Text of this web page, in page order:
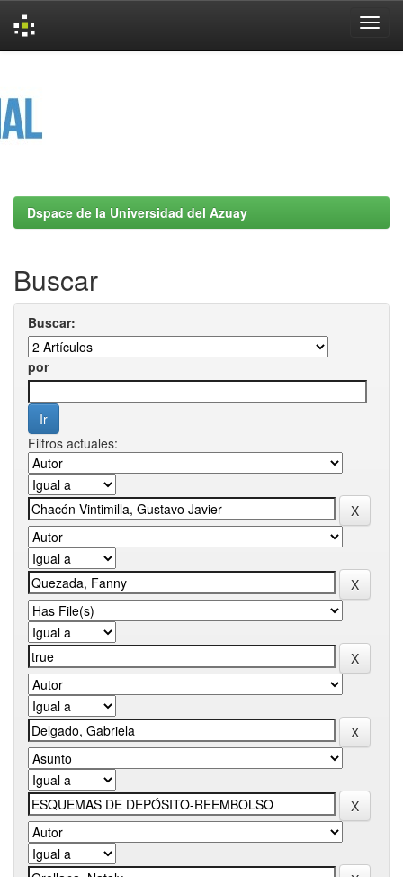
Dspace de la Universidad del Azuay
Buscar
Buscar:
por
Filtros actuales: